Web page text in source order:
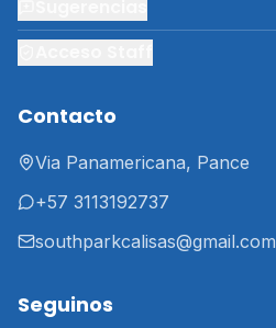
Contacto
Via Panamericana, Pance
+57 3113192737
southparkcalisas@gmail.com
Seguinos